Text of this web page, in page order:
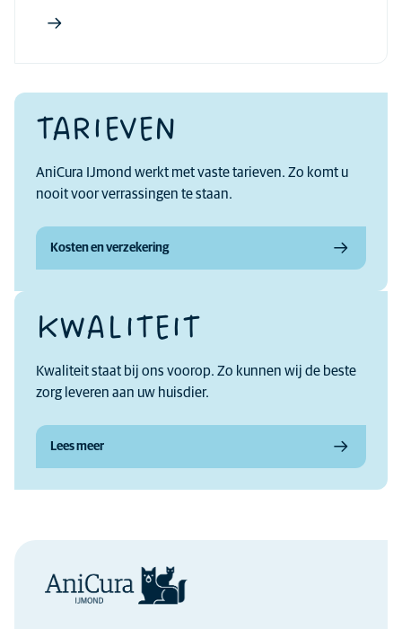
TARIEVEN
AniCura IJmond werkt met vaste tarieven. Zo komt u
nooit voor verrassingen te staan.
Kosten en verzekering
KWALITEIT
Kwaliteit staat bij ons voorop. Zo kunnen wij de beste
zorg leveren aan uw huisdier.
Lees meer